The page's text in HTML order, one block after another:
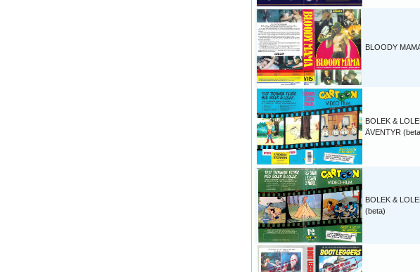
BLOODY
BOLEK &
ÄVENTYR
BOLEK &
(beta)